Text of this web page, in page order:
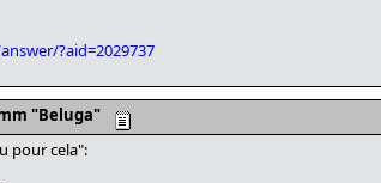
?aid=2029737
"Beluga"
pour cela":